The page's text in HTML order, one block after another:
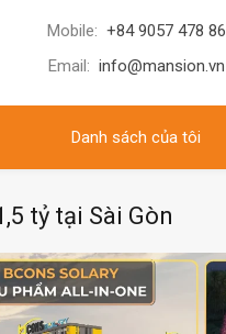
Mobile: +84 9057 478 86
Email: info@mansion.vn
Danh sách của tôi
tỷ tại Sài Gòn